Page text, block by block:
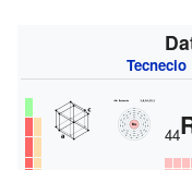
Tecnecio
44